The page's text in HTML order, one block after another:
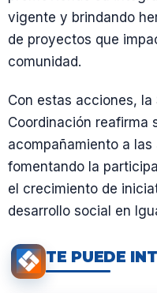
vigente y brindando
de proyectos que
comunidad.
Con estas acciones,
Coordinación reafirma
acompañamiento a
fomentando la
el crecimiento de
desarrollo social en
TE PUEDE